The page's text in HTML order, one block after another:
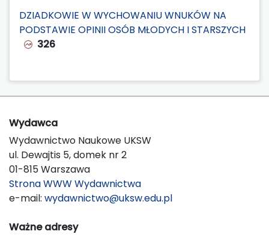
DZIADKOWIE W WYCHOWANIU WNUKÓW NA
PODSTAWIE OPINII OSÓB MŁODYCH I STARSZYCH
326
Wydawca
Wydawnictwo Naukowe UKSW
ul. Dewajtis 5, domek nr 2
01-815 Warszawa
Strona WWW Wydawnictwa
e-mail: wydawnictwo@uksw.edu.pl
Ważne adresy